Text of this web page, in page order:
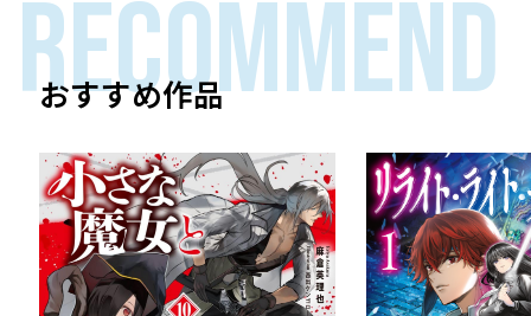
RECOMMEND
おすすめ作品